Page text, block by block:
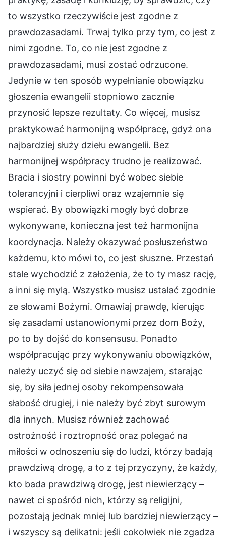
to wszystko rzeczywiście jest zgodne z
prawdozasadami. Trwaj tylko przy tym, co jest z
nimi zgodne. To, co nie jest zgodne z
prawdozasadami, musi zostać odrzucone.
Jedynie w ten sposób wypełnianie obowiązku
głoszenia ewangelii stopniowo zacznie
przynosić lepsze rezultaty. Co więcej, musisz
praktykować harmonijną współpracę, gdyż ona
najbardziej służy dziełu ewangelii. Bez
harmonijnej współpracy trudno je realizować.
Bracia i siostry powinni być wobec siebie
tolerancyjni i cierpliwi oraz wzajemnie się
wspierać. By obowiązki mogły być dobrze
wykonywane, konieczna jest też harmonijna
koordynacja. Należy okazywać posłuszeństwo
każdemu, kto mówi to, co jest słuszne. Przestań
stale wychodzić z założenia, że to ty masz rację,
a inni się mylą. Wszystko musisz ustalać zgodnie
ze słowami Bożymi. Omawiaj prawdę, kierując
się zasadami ustanowionymi przez dom Boży,
po to by dojść do konsensusu. Ponadto
współpracując przy wykonywaniu obowiązków,
należy uczyć się od siebie nawzajem, starając
się, by siła jednej osoby rekompensowała
słabość drugiej, i nie należy być zbyt surowym
dla innych. Musisz również zachować
ostrożność i roztropność oraz polegać na
miłości w odnoszeniu się do ludzi, którzy badają
prawdziwą drogę, a to z tej przyczyny, że każdy,
kto bada prawdziwą drogę, jest niewierzący –
nawet ci spośród nich, którzy są religijni,
pozostają jednak mniej lub bardziej niewierzący –
i wszyscy są delikatni: jeśli cokolwiek nie zgadza